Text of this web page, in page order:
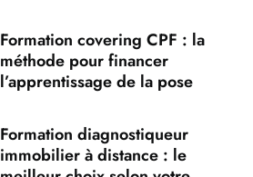
Formation covering CPF : la
méthode pour financer
l’apprentissage de la pose
Formation diagnostiqueur
immobilier à distance : le